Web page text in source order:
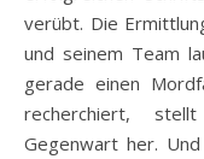
verübt. Die
und seinem Team
gerade einen
recherchiert,
Gegenwart her.